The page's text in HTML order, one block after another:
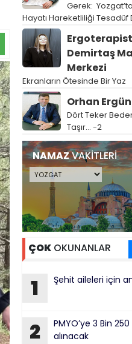
Gerek:
Hayatı Hareketliliği Tesadüf
Demirtaş
Merkezi
Ekranların Ötesinde Bir Yaz
Orhan Ergün
Dört Teker
Taşır… -2
NAMAZVAKİTLERİ
ÇOKOKUNANLAR
1 Şehit aileleri için
2
PMYO’ye 3 Bin
alınacak